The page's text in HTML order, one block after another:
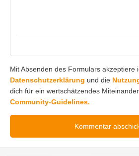
Mit Absenden des Formulars akzeptiere
Datenschutzerklärung und die
dich für ein wertschätzendes
Community-Guidelines.